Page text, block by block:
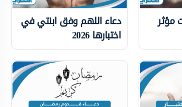
مؤثر دعاء اللهم وفق ابنتي في
اختبارها 2026